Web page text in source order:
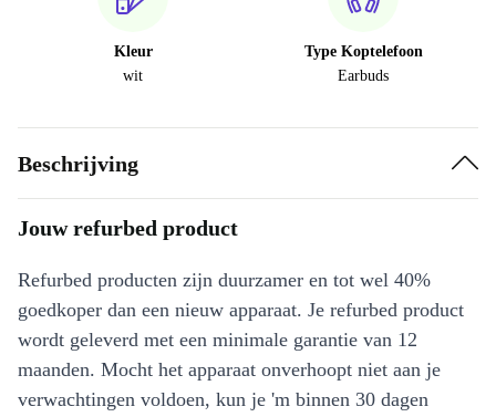
Kleur
wit
Type Koptelefoon
Earbuds
Beschrijving
Jouw refurbed product
Refurbed producten zijn duurzamer en tot wel 40%
goedkoper dan een nieuw apparaat. Je refurbed product
wordt geleverd met een minimale garantie van 12
maanden. Mocht het apparaat onverhoopt niet aan je
verwachtingen voldoen, kun je 'm binnen 30 dagen